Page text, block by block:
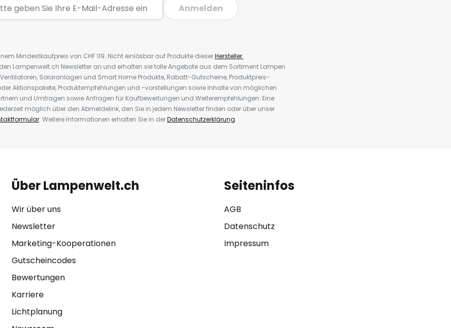
Anmelden
Mindestkaufpreis von CHF 119. Nicht einlösbar auf Produkte dieserHersteller.
Lampenwelt.ch Newsletter an und erhalten sie tolle Angebote aus dem Sortiment Lampen
Solaranlagen und Smart Home Produkte, Rabatt-Gutscheine, Produktpreis-
Aktionspakete, Produktempfehlungen und -vorstellungen sowie Inhalte von möglichen
und Umfragen sowie Anfragen für Kaufbewertungen und Weiterempfehlungen. Eine
möglich über den Abmeldelink, den Sie in jedem Newsletter finden oder über unser
. Weitere Informationen erhalten Sie in derDatenschutzerklärung.
Über Lampenwelt.ch
Wir über uns
Newsletter
Marketing-Kooperationen
Gutscheincodes
Bewertungen
Karriere
Lichtplanung
Seiteninfos
AGB
Datenschutz
Impressum